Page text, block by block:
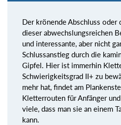
Der krönende Abschluss oder
dieser abwechslungsreichen
und interessante, aber nicht
Schlussanstieg durch die
Gipfel. Hier ist immerhin
Schwierigkeitsgrad II+ zu
mehr hat, findet am
Kletterrouten für Anfänger
viele, dass man sie an einem
kann.